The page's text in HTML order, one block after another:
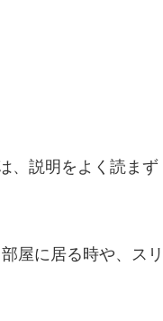
、説明をよく読まず
屋に居る時や、スリ